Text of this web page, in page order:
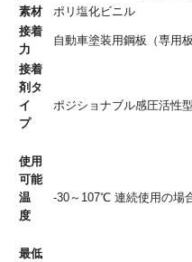
素材
ポリ塩化ビニル
接着
力
自動車塗装用鋼板（専用
接着
剤タ
イ
プ
ポジショナブル感圧活性
使用
可能
温
度
-30～107℃ 連続使用の場
最低